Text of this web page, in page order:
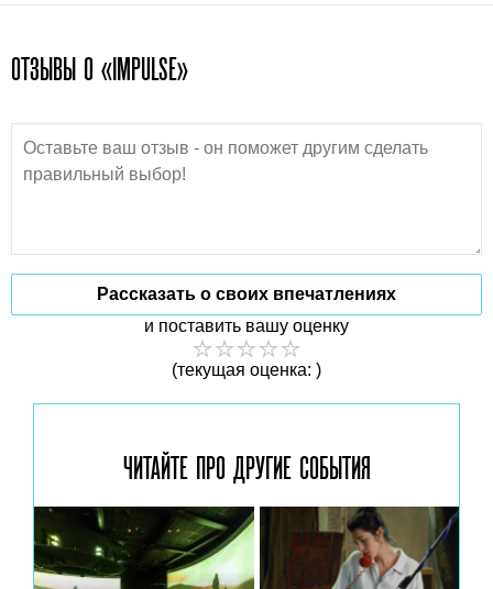
ОТЗЫВЫ О «IMPULSE»
Рассказать о своих впечатлениях
и поставить вашу оценку
(текущая оценка: )
ЧИТАЙТЕ ПРО ДРУГИЕ СОБЫТИЯ